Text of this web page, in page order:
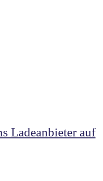
Ladeanbieter auf